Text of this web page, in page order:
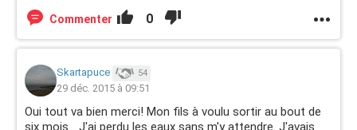
Commenter 0
Skartapuce 54
29 déc. 2015 à 09:51
Oui tout va bien merci! Mon fils à voulu sortir au bout de
six mois... J'ai perdu les eaux sans m'y attendre. J'avais